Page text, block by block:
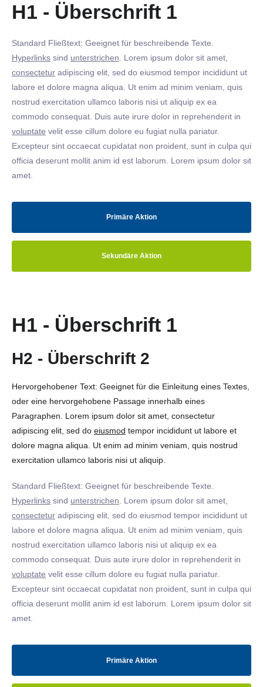
H1 - Überschrift 1
Standard Fließtext: Geeignet für beschreibende Texte.
Hyperlinks sind unterstrichen . Lorem ipsum dolor sit amet,
consectetur adipiscing elit, sed do eiusmod tempor incididunt ut
labore et dolore magna aliqua. Ut enim ad minim veniam, quis
nostrud exercitation ullamco laboris nisi ut aliquip ex ea
commodo consequat. Duis aute irure dolor in reprehenderit in
voluptate velit esse cillum dolore eu fugiat nulla pariatur.
Excepteur sint occaecat cupidatat non proident, sunt in culpa qui
officia deserunt mollit anim id est laborum. Lorem ipsum dolor sit
amet.
Primäre Aktion
Sekundäre Aktion
H1 - Überschrift 1
H2 - Überschrift 2
Hervorgehobener Text: Geeignet für die Einleitung eines Textes,
oder eine hervorgehobene Passage innerhalb eines
Paragraphen. Lorem ipsum dolor sit amet, consectetur
adipiscing elit, sed do eiusmod tempor incididunt ut labore et
dolore magna aliqua. Ut enim ad minim veniam, quis nostrud
exercitation ullamco laboris nisi ut aliquip.
Standard Fließtext: Geeignet für beschreibende Texte.
Hyperlinks sind unterstrichen . Lorem ipsum dolor sit amet,
consectetur adipiscing elit, sed do eiusmod tempor incididunt ut
labore et dolore magna aliqua. Ut enim ad minim veniam, quis
nostrud exercitation ullamco laboris nisi ut aliquip ex ea
commodo consequat. Duis aute irure dolor in reprehenderit in
voluptate velit esse cillum dolore eu fugiat nulla pariatur.
Excepteur sint occaecat cupidatat non proident, sunt in culpa qui
officia deserunt mollit anim id est laborum. Lorem ipsum dolor sit
amet.
Primäre Aktion